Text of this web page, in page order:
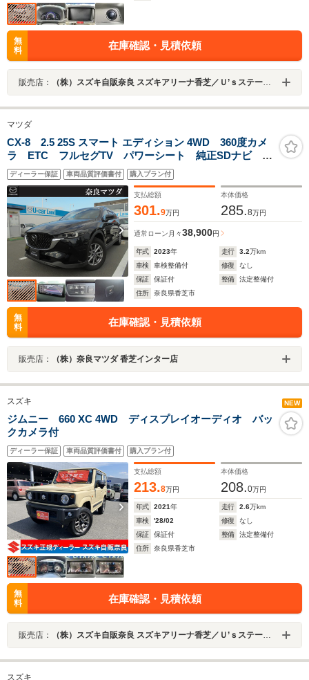
無
料
在庫確認・見積依頼
販売店： （株）スズキ自販奈良 スズキアリーナ香芝／Ｕ’ｓステーション香芝
マツダ
CX-8 2.5 25S スマート エディション 4WD 360度カメ
ラ ETC フルセグTV パワーシート 純正SDナビ
LEDライト パワーバックドア
ディーラー保証 車両品質評価書付 購入プラン付
支払総額
301.9万円
本体価格
285.8万円
通常ローン 月々38,900円
年式 2023年 走行 3.2万km
車検
車検整備付 修復
なし
保証
保証付 整備
法定整備付
住所
奈良県香芝市
無
料
在庫確認・見積依頼
販売店： （株）奈良マツダ 香芝インター店
スズキ NEW
ジムニー 660 XC 4WD ディスプレイオーディオ バッ
クカメラ付
ディーラー保証 車両品質評価書付 購入プラン付
支払総額
213.8万円
本体価格
208.0万円
年式 2021年 走行 2.6万km
車検
'28/02 修復
なし
保証
保証付 整備
法定整備付
住所
奈良県香芝市
無
料
在庫確認・見積依頼
販売店： （株）スズキ自販奈良 スズキアリーナ香芝／Ｕ’ｓステーション香芝
スズキ